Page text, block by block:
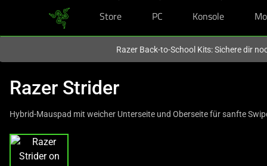
Store PC Konsole
Razer Back-to-School Kits: Sichere dir
Razer Strider
Hybrid-Mauspad mit weicher Unterseite und Oberseite für sanfte
This